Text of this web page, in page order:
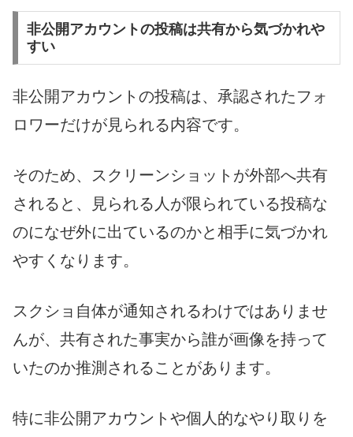
非公開アカウントの投稿は共有から気づかれや
すい
非公開アカウントの投稿は、承認されたフォ
ロワーだけが見られる内容です。
そのため、スクリーンショットが外部へ共有
されると、見られる人が限られている投稿な
のになぜ外に出ているのかと相手に気づかれ
やすくなります。
スクショ自体が通知されるわけではありませ
んが、共有された事実から誰が画像を持って
いたのか推測されることがあります。
特に非公開アカウントや個人的なやり取りを